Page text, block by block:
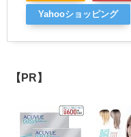
Yahooショッピング
【PR】